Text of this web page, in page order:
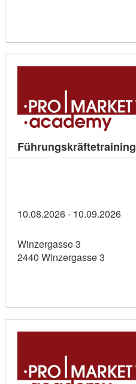
Führungskräftetraining
10.08.2026 - 10.09.2026
Winzergasse 3
2440 Winzergasse 3